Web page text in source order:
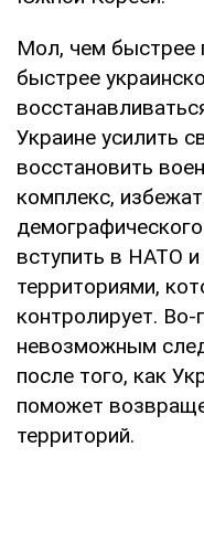
Мол, чем быстрее
быстрее
Украине усилить
восстановить
комплекс,
вступить в НАТО
территориями,
контролирует.
невозможным
после того, как
поможет
территорий.